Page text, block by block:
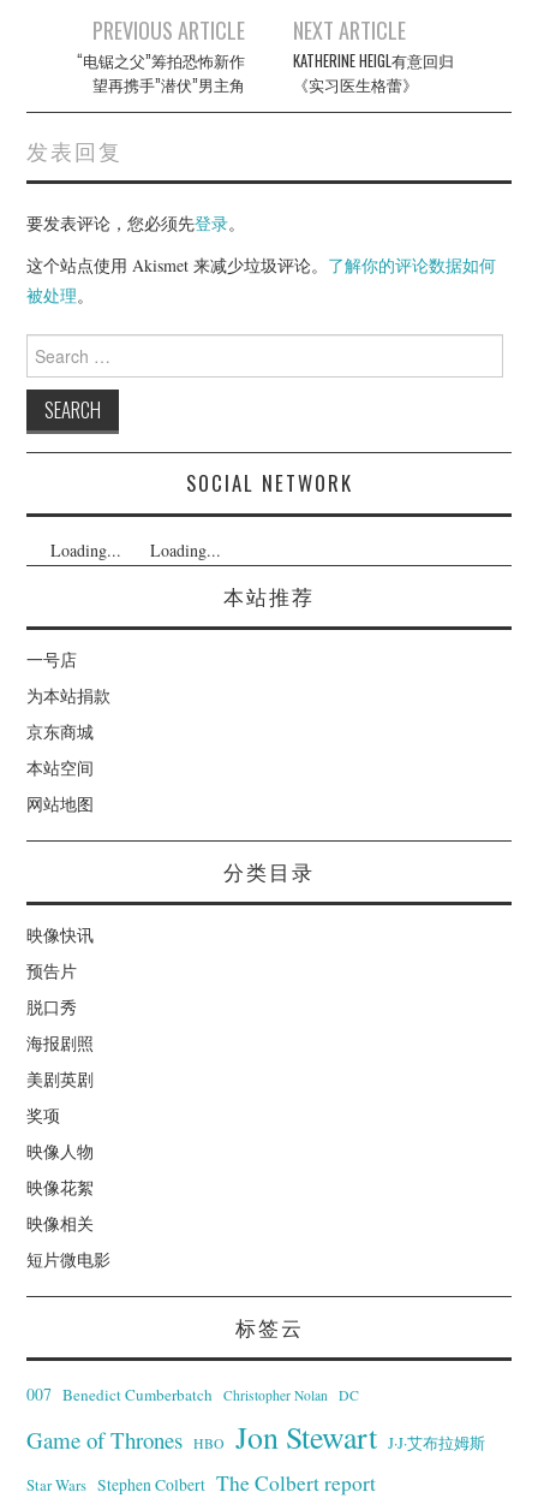
navigation
PREVIOUS ARTICLE
“电锯之父”筹拍恐怖新作
望再携手”潜伏”男主角
NEXT ARTICLE
KATHERINE HEIGL有意回归
《实习医生格蕾》
发表回复
要发表评论，您必须先登录。
这个站点使用 Akismet 来减少垃圾评论。 了解你的评论数据如何
被处理。
Search
for:
SOCIAL NETWORK
Loading... Loading...
本站推荐
一号店
为本站捐款
京东商城
本站空间
网站地图
分类目录
映像快讯
预告片
脱口秀
海报剧照
美剧英剧
奖项
映像人物
映像花絮
映像相关
短片微电影
标签云
007 Benedict Cumberbatch Christopher Nolan DC
Game of Thrones HBO Jon Stewart J·J·艾布拉姆斯
Star Wars Stephen Colbert The Colbert report